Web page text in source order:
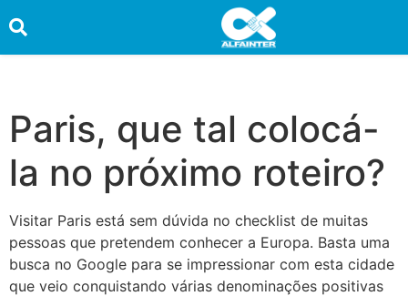
PROMOÇÕES
INFORMAÇÕES ÚTEIS
CONTATO
Paris, que tal colocá-
la no próximo roteiro?
Visitar Paris está sem dúvida no checklist de muitas
pessoas que pretendem conhecer a Europa. Basta uma
busca no Google para se impressionar com esta cidade
que veio conquistando várias denominações positivas